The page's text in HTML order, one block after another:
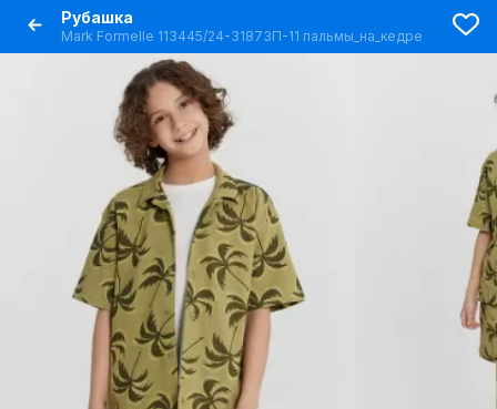
Рубашка
Mark Formelle 113445/24-31873П-11 пальмы_на_кедре